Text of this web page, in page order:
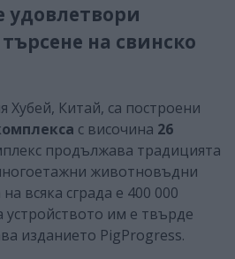
удовлетвори
на свинско
Хубей, Китай, са построени
с височина 26
продължава традицията
животновъдни
всяка сграда е 400 000
устройството им е твърде
изданието PigProgress.